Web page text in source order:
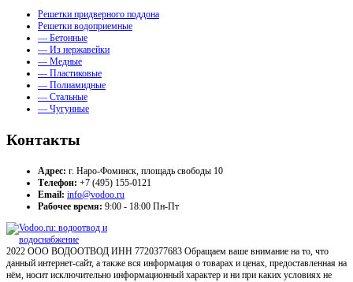
Решетки придверного поддона
Решетки водоприемные
— Бетонные
— Из нержавейки
— Медные
— Пластиковые
— Полиамидные
— Стальные
— Чугунные
Контакты
Адрес: г. Наро-Фоминск, площадь свободы 10
Телефон: +7 (495) 155-0121
Email: info@vodoo.ru
Рабочее время: 9:00 - 18:00 Пн-Пт
2022 ООО ВОДООТВОД ИНН 7720377683 Обращаем ваше внимание на то, что
данный интернет-сайт, а также вся информация о товарах и ценах, предоставленная на
нём, носит исключительно информационный характер и ни при каких условиях не